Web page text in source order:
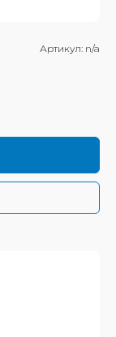
Артикул: n/a